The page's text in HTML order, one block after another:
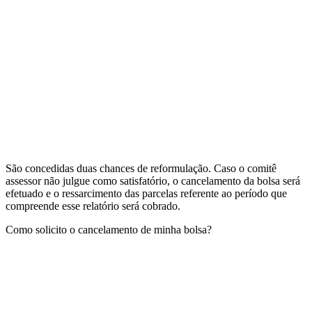
São concedidas duas chances de reformulação. Caso o comitê
assessor não julgue como satisfatório, o cancelamento da bolsa será
efetuado e o ressarcimento das parcelas referente ao período que
compreende esse relatório será cobrado.
Como solicito o cancelamento de minha bolsa?